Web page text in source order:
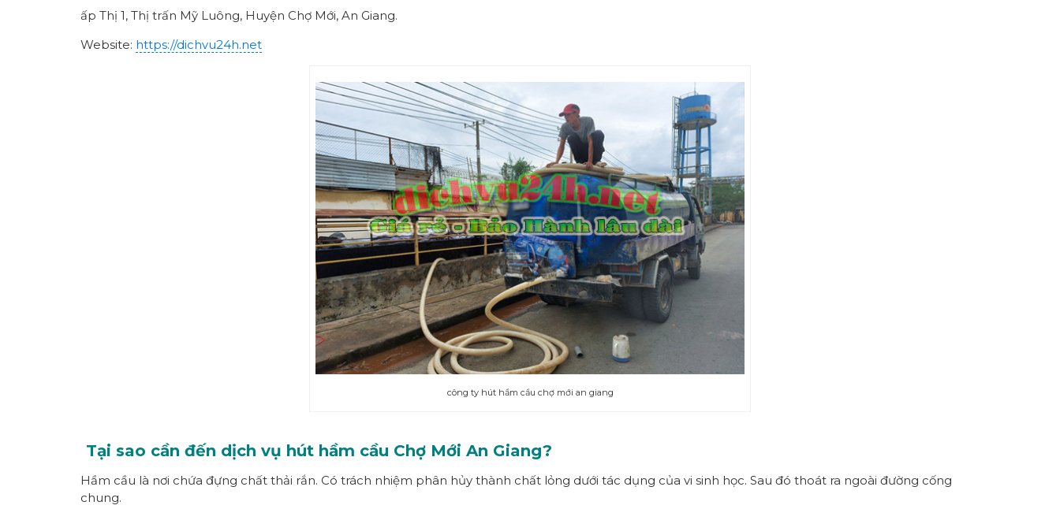
ấp Thị 1, Thị trấn Mỹ Luông, Huyện Chợ Mới, An Giang.
Website: https://dichvu24h.net
công ty hút hầm cầu chợ mới an giang
Tại sao cần đến dịch vụ hút hầm cầu Chợ Mới An Giang?
Hầm cầu là nơi chứa đựng chất thải rắn. Có trách nhiệm phân hủy thành chất lỏng dưới tác dụng của vi sinh học. Sau đó thoát ra ngoài đường cống
chung.